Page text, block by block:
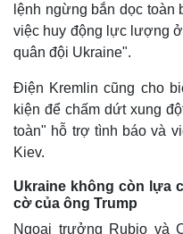
lệnh ngừng bắn dọc toàn
việc huy động lực lượng
quân đội Ukraine".
Điện Kremlin cũng cho
kiện để chấm dứt xung
toàn" hỗ trợ tình báo và
Kiev.
Ukraine không còn lựa
cờ của ông Trump
Ngoại trưởng Rubio và